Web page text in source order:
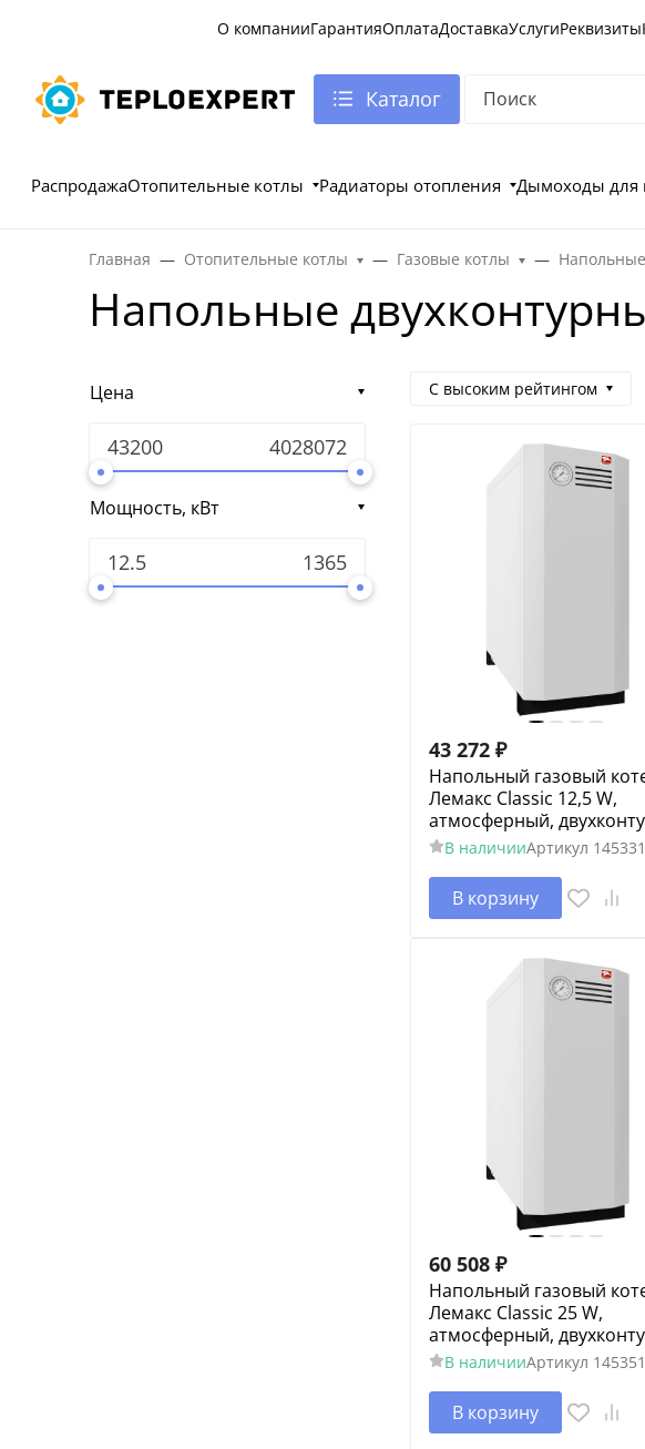
О компанииГарантияОплатаДоставкаУслугиРеквизиты
Каталог
РаспродажаОтопительные котлы Радиаторы отопления Дымоходы для
Главная Отопительные котлы Газовые котлы
Напольные
Цена
Мощность, кВт
С высоким рейтингом
43 272 ₽
Напольный газовый
Лемакс Classic 12,5 W,
атмосферный,
В наличииАртикул 145331
В корзину
60 508 ₽
Напольный газовый
Лемакс Classic 25 W,
атмосферный,
В наличииАртикул 145351
В корзину